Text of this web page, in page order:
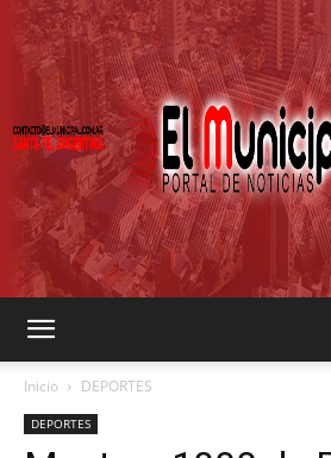
Inicio DEPORTES
DEPORTES